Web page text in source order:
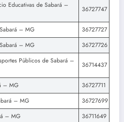
Educativas de Sabará –
36727747
– MG
36727727
– MG
36727726
Públicos de Sabará –
36714437
– MG
36727711
– MG
36727699
– MG
36711649